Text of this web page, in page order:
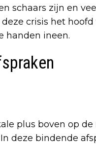
schaars zijn en
crisis het
handen ineen.
plus boven op
deze bindende